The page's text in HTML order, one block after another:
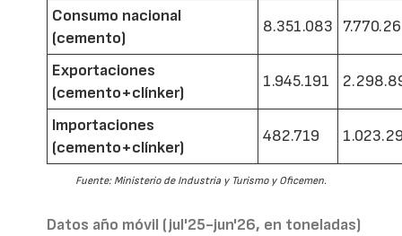
Consumo nacional
(cemento)
8.351.083
Exportaciones
(cemento+clínker)
1.945.191
Importaciones
(cemento+clínker)
482.719
Fuente: Ministerio de Industria y Turismo y Oficemen.
Datos año móvil (jul'25-jun'26, en toneladas)